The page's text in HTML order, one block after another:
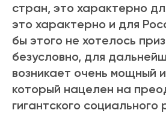
стран, это характерно
это характерно и для
бы этого не хотелось
безусловно, для
возникает очень мощный
который нацелен на
гигантского социального